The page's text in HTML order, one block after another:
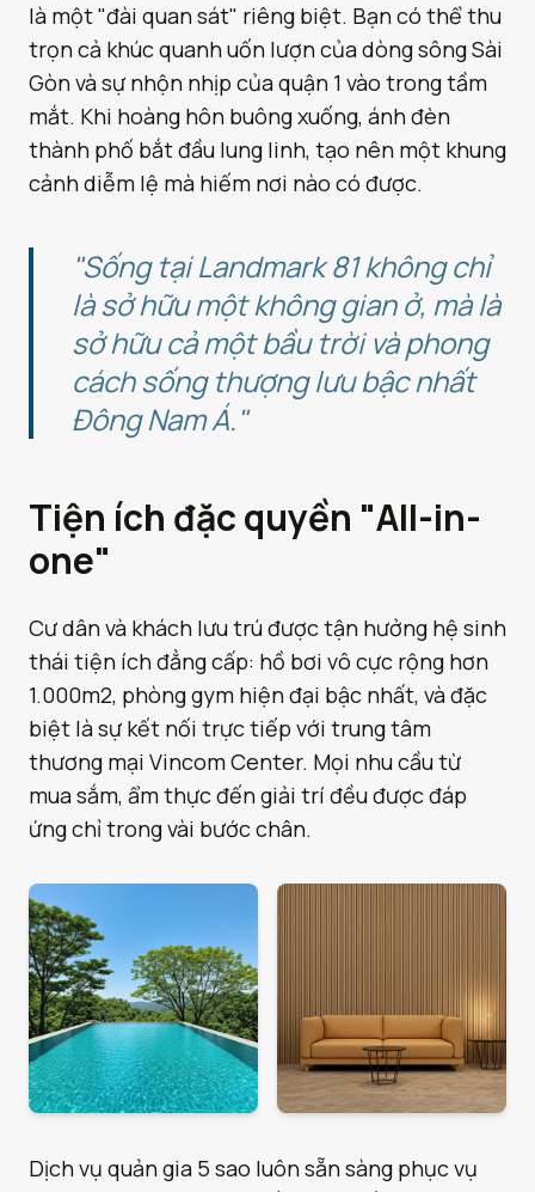
là một "đài quan sát" riêng biệt. Bạn có thể thu
trọn cả khúc quanh uốn lượn của dòng sông Sài
Gòn và sự nhộn nhịp của quận 1 vào trong tầm
mắt. Khi hoàng hôn buông xuống, ánh đèn
thành phố bắt đầu lung linh, tạo nên một khung
cảnh diễm lệ mà hiếm nơi nào có được.
"Sống tại Landmark 81 không chỉ
là sở hữu một không gian ở, mà là
sở hữu cả một bầu trời và phong
cách sống thượng lưu bậc nhất
Đông Nam Á."
Tiện ích đặc quyền "All-in-
one"
Cư dân và khách lưu trú được tận hưởng hệ sinh
thái tiện ích đẳng cấp: hồ bơi vô cực rộng hơn
1.000m2, phòng gym hiện đại bậc nhất, và đặc
biệt là sự kết nối trực tiếp với trung tâm
thương mại Vincom Center. Mọi nhu cầu từ
mua sắm, ẩm thực đến giải trí đều được đáp
ứng chỉ trong vài bước chân.
Dịch vụ quản gia 5 sao luôn sẵn sàng phục vụ